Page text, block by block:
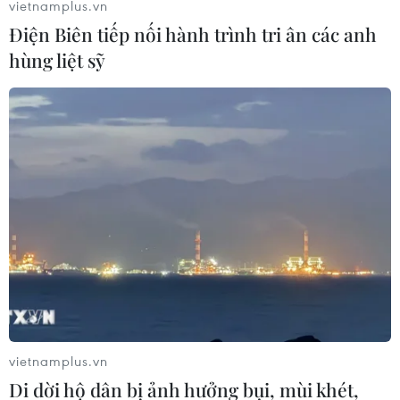
Quân đội Hàn Quốc và Mỹ tiến hành tập
trận chung ở Pohang
hành ở Pohang, cách Seoul 262km về phía Đông Nam,
với sự tham gia của các lực lượng Hải-Lục-Không quân
vietnamplus.vn
Điện Biên tiếp nối hành trình tri ân các anh
hùng liệt sỹ
vietnamplus.vn
Di dời hộ dân bị ảnh hưởng bụi, mùi khét,